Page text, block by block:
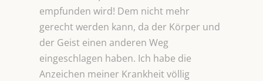
empfunden wird! Dem nicht mehr
gerecht werden kann, da der Körper und
der Geist einen anderen Weg
eingeschlagen haben. Ich habe die
Anzeichen meiner Krankheit völlig